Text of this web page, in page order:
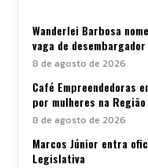
Wanderlei Barbosa
vaga de desembargador
8 de agosto de 2026
Café Empreendedoras
por mulheres na
8 de agosto de 2026
Marcos Júnior entra
Legislativa